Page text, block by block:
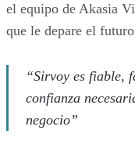
el equipo de Akasia
que le depare el
“Sirvoy es fiable,
confianza
negocio”